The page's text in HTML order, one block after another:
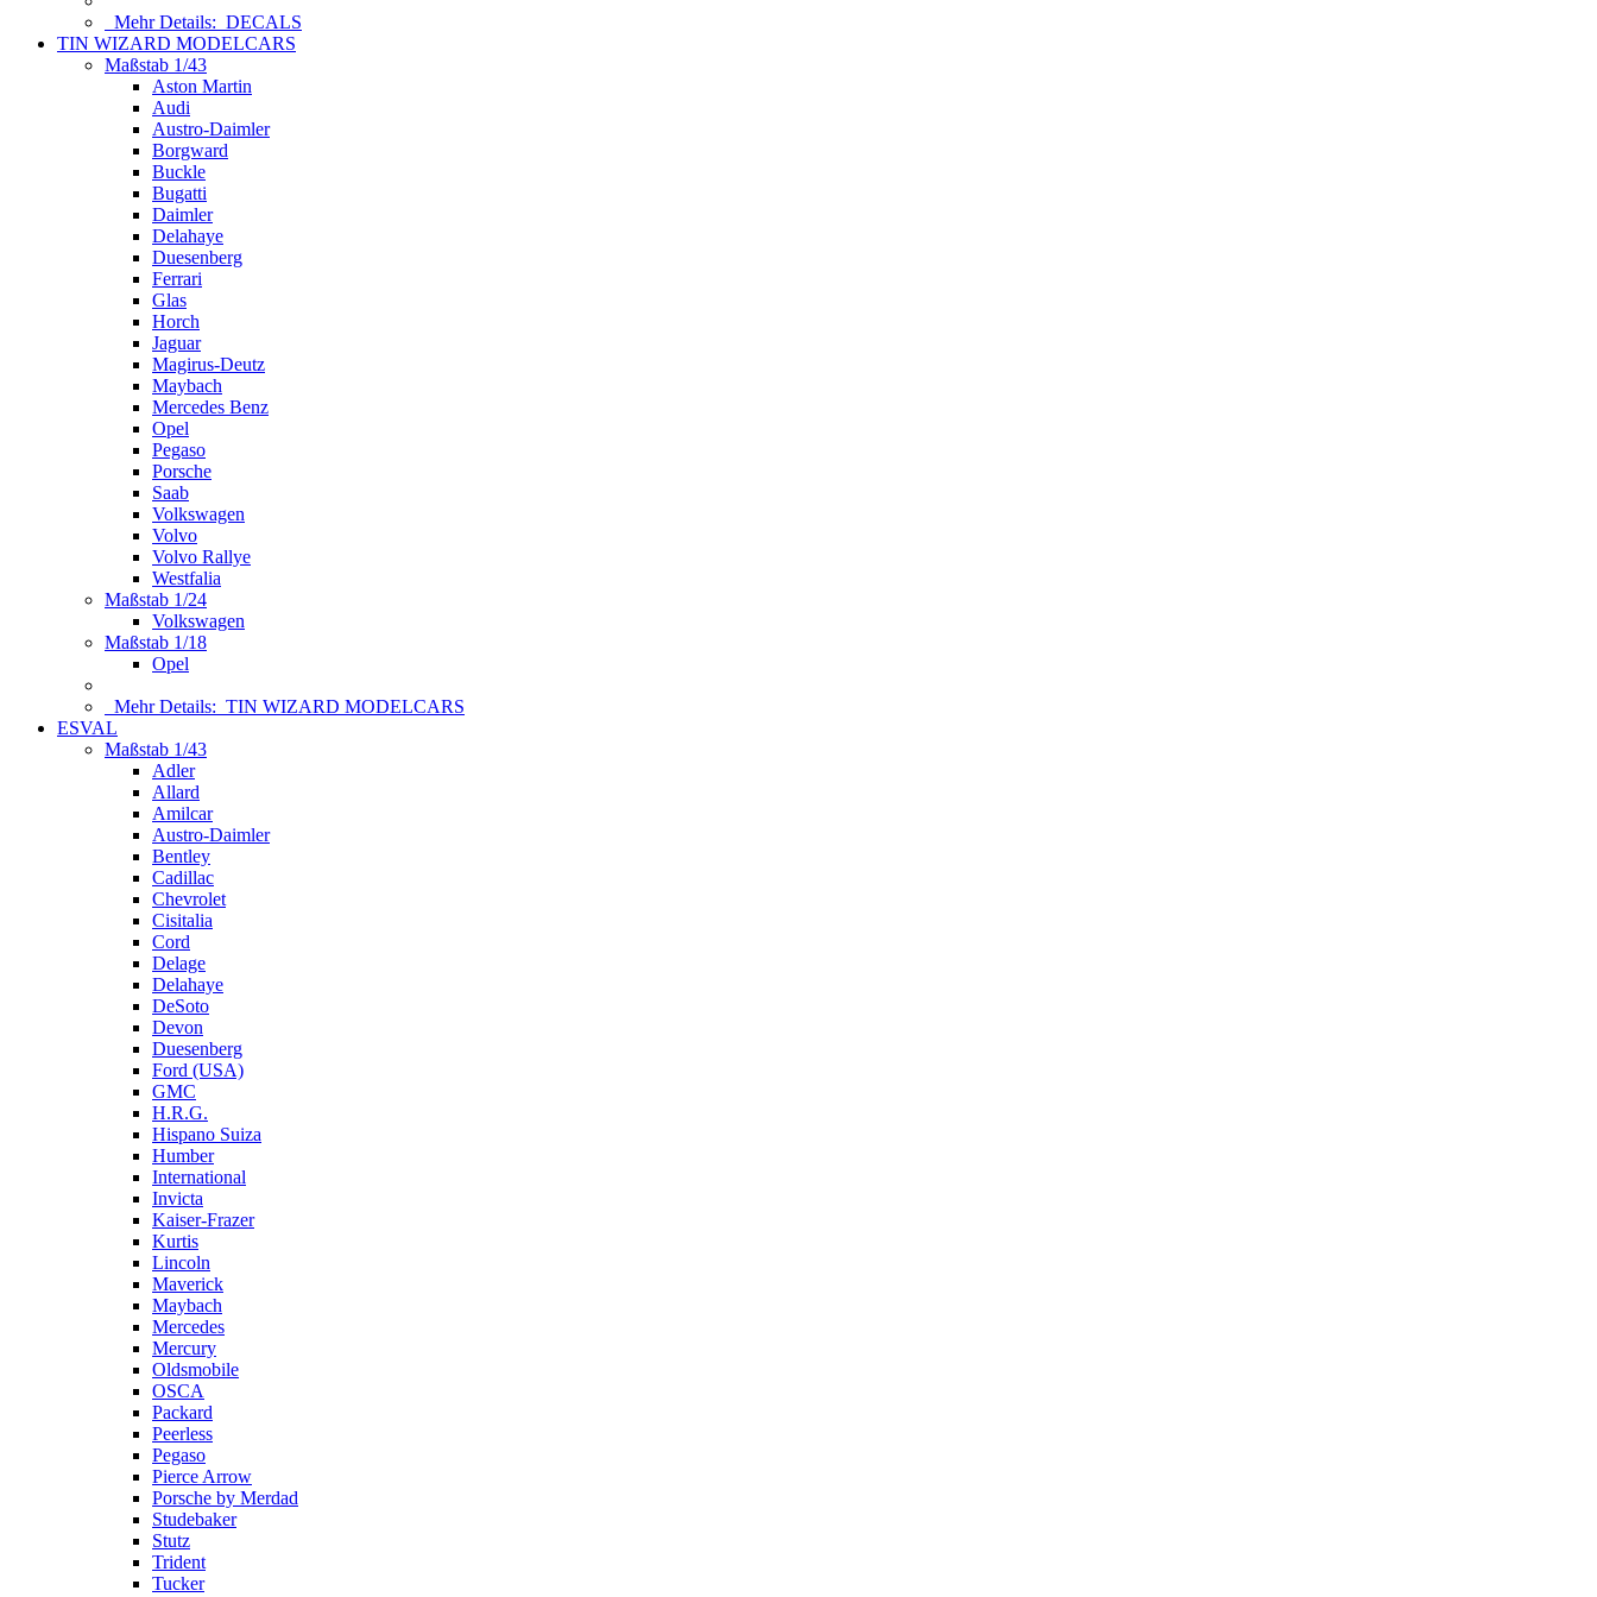
Mehr Details: DECALS
TIN WIZARD MODELCARS
Maßstab 1/43
Aston Martin
Audi
Austro-Daimler
Borgward
Buckle
Bugatti
Daimler
Delahaye
Duesenberg
Ferrari
Glas
Horch
Jaguar
Magirus-Deutz
Maybach
Mercedes Benz
Opel
Pegaso
Porsche
Saab
Volkswagen
Volvo
Volvo Rallye
Westfalia
Maßstab 1/24
Volkswagen
Maßstab 1/18
Opel
Mehr Details: TIN WIZARD MODELCARS
ESVAL
Maßstab 1/43
Adler
Allard
Amilcar
Austro-Daimler
Bentley
Cadillac
Chevrolet
Cisitalia
Cord
Delage
Delahaye
DeSoto
Devon
Duesenberg
Ford (USA)
GMC
H.R.G.
Hispano Suiza
Humber
International
Invicta
Kaiser-Frazer
Kurtis
Lincoln
Maverick
Maybach
Mercedes
Mercury
Oldsmobile
OSCA
Packard
Peerless
Pegaso
Pierce Arrow
Porsche by Merdad
Studebaker
Stutz
Trident
Tucker